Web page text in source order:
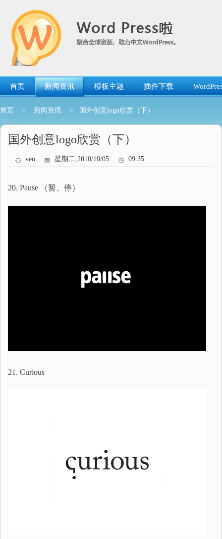
首页 新闻资讯 模板主题 插件下载
首页 > 新闻资讯 > 国外创意logo欣赏（下）
国外创意logo欣赏（下）
ven 星期二,2010/10/05 09:35
20. Pause （暂、停）
21. Curious